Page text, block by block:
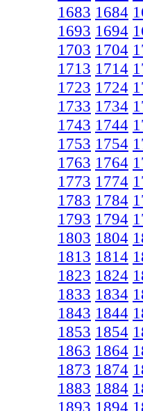
1683 1684
1693 1694
1703 1704
1713 1714
1723 1724
1733 1734
1743 1744
1753 1754
1763 1764
1773 1774
1783 1784
1793 1794
1803 1804
1813 1814
1823 1824
1833 1834
1843 1844
1853 1854
1863 1864
1873 1874
1883 1884
1893 1894